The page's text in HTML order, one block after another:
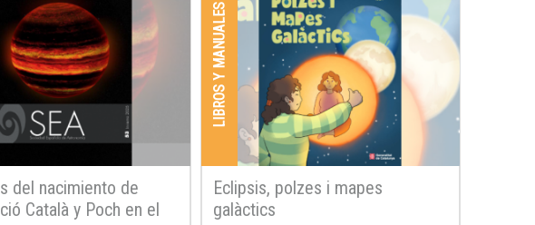
del nacimiento de
Català y Poch en el
LIBROS Y MANUALES
Eclipsis, polzes i mapes
galàctics